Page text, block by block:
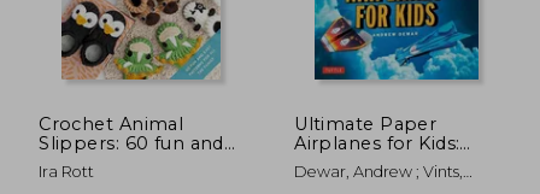
Crochet Animal
Slippers: 60 fun and
Easy Patterns for all
the Family (en Inglés)
Ira Rott
Ultimate Paper
Airplanes for Kids:
The Best Guide to
Paper Airplanes!:
Dewar, Andrew ; Vints,